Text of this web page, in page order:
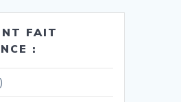
FAIT
: